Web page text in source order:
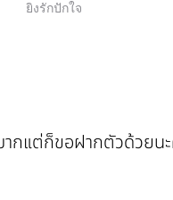
ยิงรักปักใจ
ากแต่ก็ขอฝากตัวด้วยน